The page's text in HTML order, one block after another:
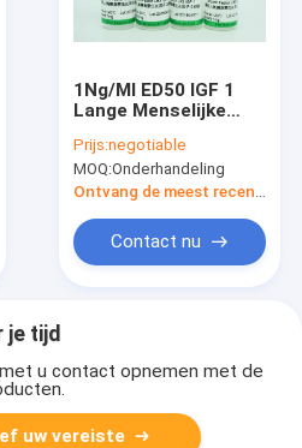
1Ng/Ml ED50 IGF 1
Lange Menselijke
de Gistoorsprong
van R3
Prijs:negotiable
MOQ:Onderhandeling
Ontvang de meest recente Prijs
Contact nu
je tijd
u contact opnemen met de
uw vereiste